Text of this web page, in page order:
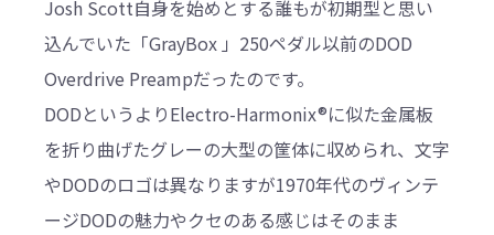
Josh Scott自身を始めとする誰もが初期型と思い
込んでいた「GrayBox 」250ペダル以前のDOD
Overdrive Preampだったのです。
DODというよりElectro-Harmonix®に似た金属板
を折り曲げたグレーの大型の筐体に収められ、文字
やDODのロゴは異なりますが1970年代のヴィンテ
ージDODの魅力やクセのある感じはそのまま